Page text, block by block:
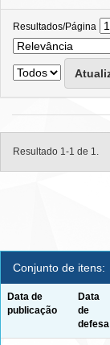
Resultados/Página
Resultado 1-1 de 1.
Conjunto de itens:
Data de
publicação
Data
de
defesa